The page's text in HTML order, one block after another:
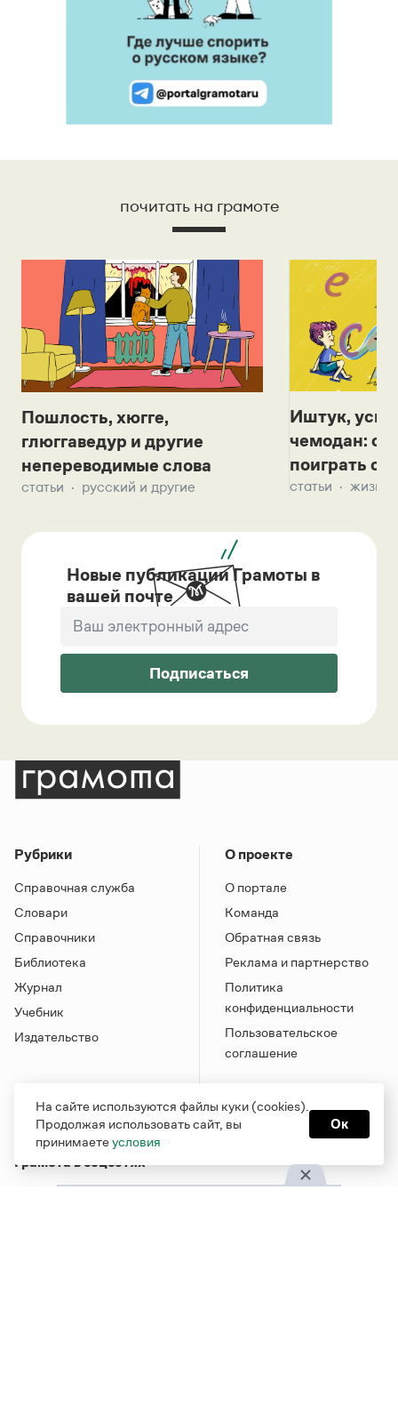
почитать на грамоте
Пошлость, хюгге,
глюггаведур и другие
непереводимые слова
статьи русский и другие
Иштук,
чемодан:
поиграть с
статьи жизнь
Новые публикации Грамоты в
вашей почте
Подписаться
Рубрики
Справочная служба
Словари
Справочники
Библиотека
Журнал
Учебник
Издательство
О проекте
О портале
Команда
Обратная связь
Реклама и партнерство
Политика
конфиденциальности
Пользовательское
соглашение
Грамота в соцсетях
На сайте используются файлы куки (cookies).
Продолжая использовать сайт, вы
принимаетеусловия
Ок